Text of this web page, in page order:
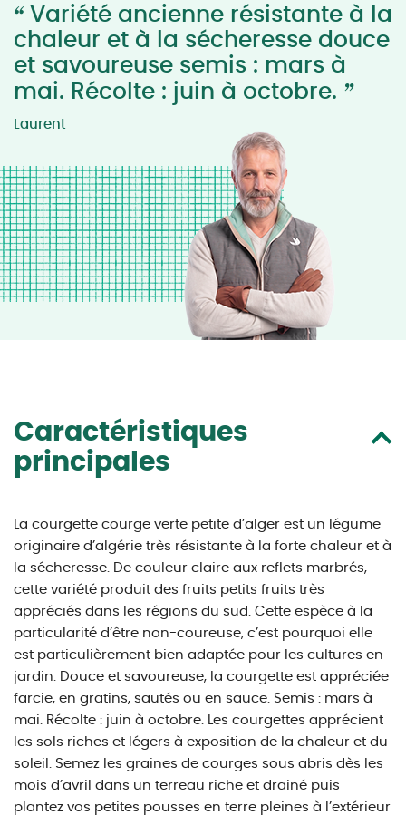
“ Variété ancienne résistante à la
chaleur et à la sécheresse douce
et savoureuse semis : mars à
mai. Récolte : juin à octobre. ”
Laurent
Caractéristiques
principales
La courgette courge verte petite d’alger est un légume
originaire d’algérie très résistante à la forte chaleur et à
la sécheresse. De couleur claire aux reflets marbrés,
cette variété produit des fruits petits fruits très
appréciés dans les régions du sud. Cette espèce à la
particularité d’être non-coureuse, c’est pourquoi elle
est particulièrement bien adaptée pour les cultures en
jardin. Douce et savoureuse, la courgette est appréciée
farcie, en gratins, sautés ou en sauce. Semis : mars à
mai. Récolte : juin à octobre. Les courgettes apprécient
les sols riches et légers à exposition de la chaleur et du
soleil. Semez les graines de courges sous abris dès les
mois d’avril dans un terreau riche et drainé puis
plantez vos petites pousses en terre pleines à l’extérieur